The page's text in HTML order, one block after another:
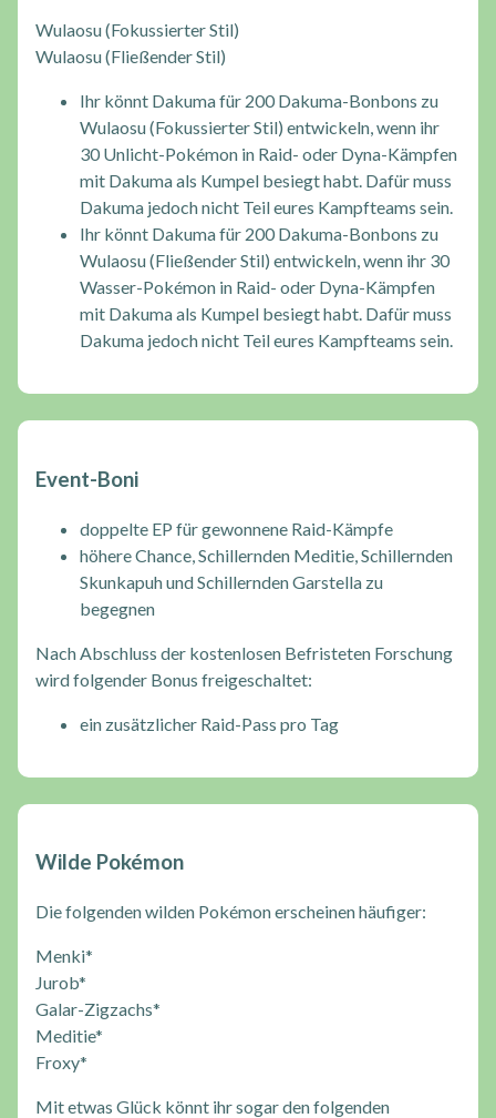
Wulaosu (Fokussierter Stil)
Wulaosu (Fließender Stil)
Ihr könnt Dakuma für 200 Dakuma-Bonbons zu
Wulaosu (Fokussierter Stil) entwickeln, wenn ihr
30 Unlicht-Pokémon in Raid- oder Dyna-Kämpfen
mit Dakuma als Kumpel besiegt habt. Dafür muss
Dakuma jedoch nicht Teil eures Kampfteams sein.
Ihr könnt Dakuma für 200 Dakuma-Bonbons zu
Wulaosu (Fließender Stil) entwickeln, wenn ihr 30
Wasser-Pokémon in Raid- oder Dyna-Kämpfen
mit Dakuma als Kumpel besiegt habt. Dafür muss
Dakuma jedoch nicht Teil eures Kampfteams sein.
Event-Boni
doppelte EP für gewonnene Raid-Kämpfe
höhere Chance, Schillernden Meditie, Schillernden
Skunkapuh und Schillernden Garstella zu
begegnen
Nach Abschluss der kostenlosen Befristeten Forschung
wird folgender Bonus freigeschaltet:
ein zusätzlicher Raid-Pass pro Tag
Wilde Pokémon
Die folgenden wilden Pokémon erscheinen häufiger:
Menki*
Jurob*
Galar-Zigzachs*
Meditie*
Froxy*
Mit etwas Glück könnt ihr sogar den folgenden